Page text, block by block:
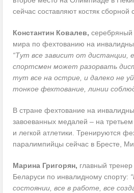
сейчас составляют костяк сборной
Константин Ковалев, серебряный
мира по фехтованию на
“Тут все зависит от дистанции,
спортсмен может разорвать
тут все на острие, и далеко не
тонкое фехтование, линии
В стране фехтование на
завоеванных медалей – на
и легкой атлетики. Тренируются
паралимпийцы сейчас в Бресте,
Марина Григорян, главный
Беларуси по инвалидному спорту:
состоянии, все в работе, все